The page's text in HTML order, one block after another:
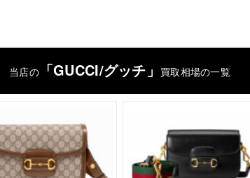
当店の「GUCCI/グッチ」 買取相場の一覧